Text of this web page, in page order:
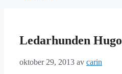
Ledarhunden Hugo
oktober 29, 2013 av carin